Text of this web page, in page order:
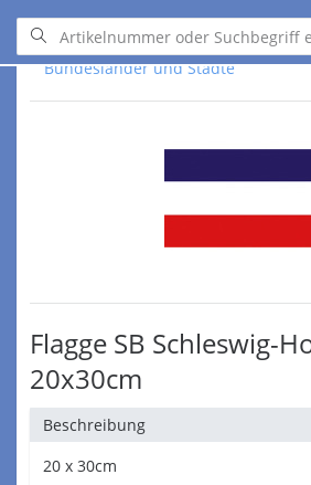
Flaggen Flaggstöcke Verklicker
Bundesländer und Städte
Flagge SB Schleswig-
20x30cm
Beschreibung
20 x 30cm